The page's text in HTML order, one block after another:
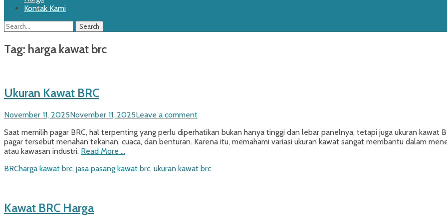
Kontak Kami
Search
Search
for:
Tag: harga kawat brc
Ukuran Kawat BRC
Posted
November 11, 2025November 11, 2025Leave a comment
Saat memilih pagar BRC, hal terpenting yang perlu diperhatikan bukan hanya tinggi dan lebar panelnya, tetapi juga ukuran kawat
pagar tersebut menahan tekanan, cuaca, dan benturan. Karena itu, memahami variasi ukuran kawat sangat membantu dalam
atau kawasan industri. Read More …
Categories
BRCTags
harga kawat brc, jasa pasang kawat brc, ukuran kawat brc
Kawat BRC Harga